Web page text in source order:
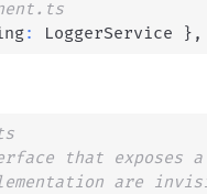
: LoggerService } ,
that exposes
are